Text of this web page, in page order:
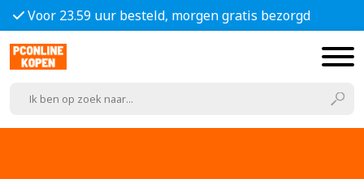
Voor 23.59 uur besteld, morgen gratis bezorgd